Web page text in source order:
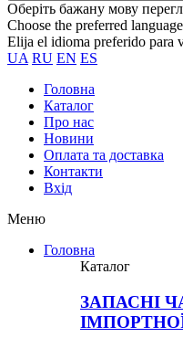
Оберіть бажану мову
Choose the preferred
Elija el idioma preferido para
UA RU EN ES
Головна
Каталог
Про нас
Новини
Оплата та доставка
Контакти
Вхiд
Меню
Головна
Каталог
ЗАПАСНІ